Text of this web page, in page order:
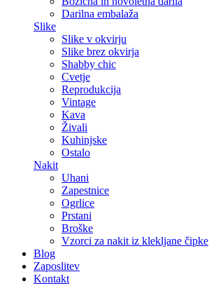
Darilna embalaža
Slike
Slike v okvirju
Slike brez okvirja
Shabby chic
Cvetje
Reprodukcija
Vintage
Kava
Živali
Kuhinjske
Ostalo
Nakit
Uhani
Zapestnice
Ogrlice
Prstani
Broške
Vzorci za nakit iz klekljane čipke
Blog
Zaposlitev
Kontakt